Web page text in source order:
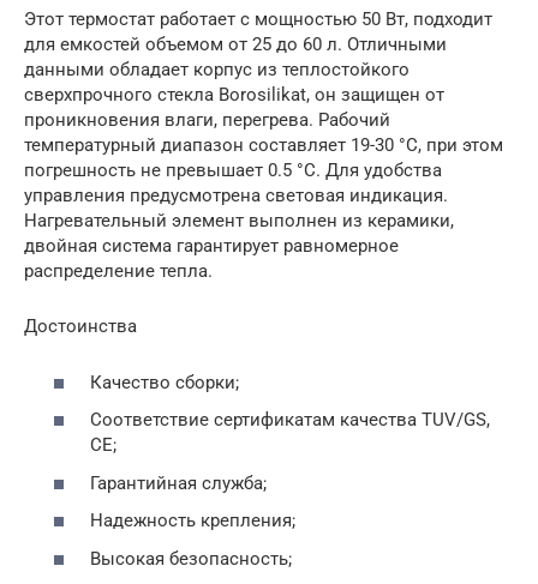
Этот термостат работает с мощностью 50 Вт, подходит
для емкостей объемом от 25 до 60 л. Отличными
данными обладает корпус из теплостойкого
сверхпрочного стекла Bоrosilikat, он защищен от
проникновения влаги, перегрева. Рабочий
температурный диапазон составляет 19-30 °С, при этом
погрешность не превышает 0.5 °C. Для удобства
управления предусмотрена световая индикация.
Нагревательный элемент выполнен из керамики,
двойная система гарантирует равномерное
распределение тепла.
Достоинства
Качество сборки;
Соответствие сертификатам качества TUV/GS,
CE;
Гарантийная служба;
Надежность крепления;
Высокая безопасность;